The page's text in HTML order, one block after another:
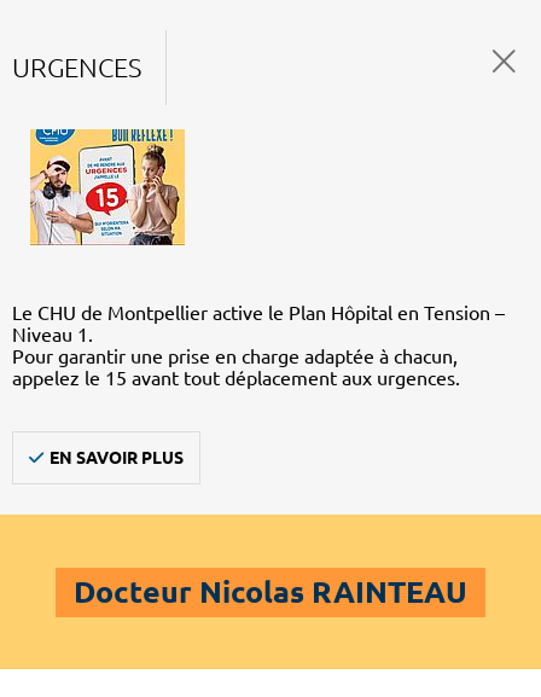
URGENCES
Le CHU de Montpellier active le Plan Hôpital en Tension –
Niveau 1.
Pour garantir une prise en charge adaptée à chacun,
appelez le 15 avant tout déplacement aux urgences.
EN SAVOIR PLUS
Docteur Nicolas RAINTEAU